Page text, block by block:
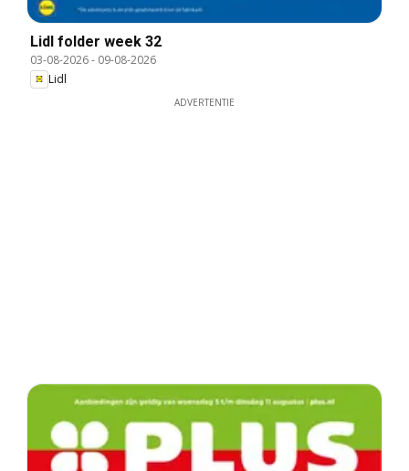
Lidl folder week 32
03-08-2026- 09-08-2026
Lidl
ADVERTENTIE